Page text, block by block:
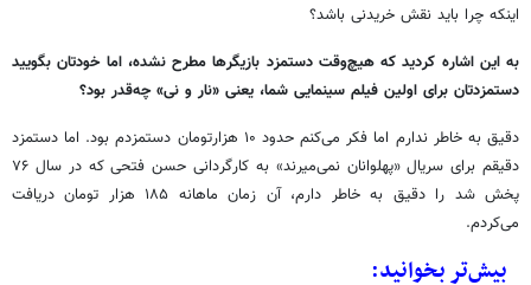
اینکه چرا باید نقش خریدنی باشد؟
به این اشاره کردید که هیچ‌وقت دستمزد بازیگرها مطرح نشده، اما خودتان بگویید
دستمزدتان برای اولین فیلم سینمایی شما، یعنی «نار و نی» چه‌قدر بود؟
دقیق به خاطر ندارم اما فکر می‌کنم حدود ۱۰ هزارتومان دستمزدم بود. اما دستمزد
دقیقم برای سریال «پهلوانان نمی‌میرند» به کارگردانی حسن فتحی که در سال ۷۶
پخش شد را دقیق به خاطر دارم، آن زمان ماهانه ۱۸۵ هزار تومان دریافت
می‌کردم.
بیش‌تر بخوانید: